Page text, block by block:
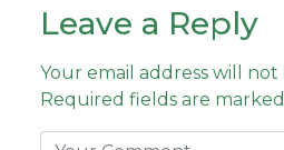
Leave a Reply
Your email address will
Required fields are marked